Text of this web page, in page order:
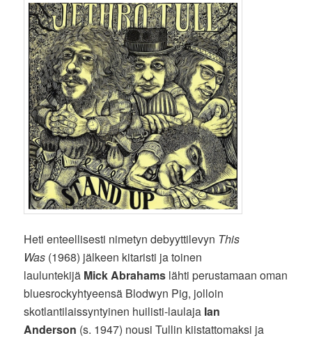
Heti enteellisesti nimetyn debyyttilevyn This
Was (1968) jälkeen kitaristi ja toinen
lauluntekijä Mick Abrahams lähti perustamaan oman
bluesrockyhtyeensä Blodwyn Pig, jolloin
skotlantilaissyntyinen huilisti-laulaja Ian
Anderson (s. 1947) nousi Tullin kiistattomaksi ja